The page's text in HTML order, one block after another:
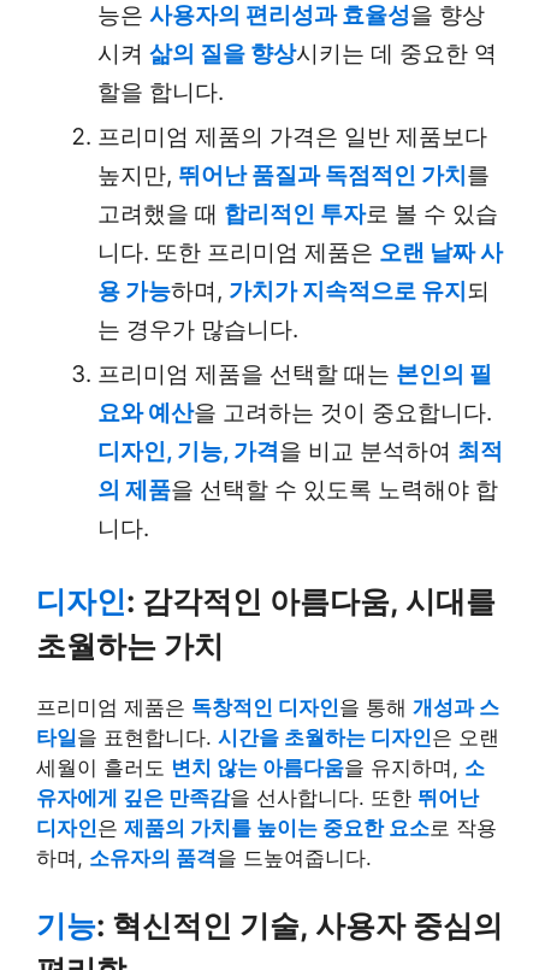
능은 사용자의 편리성과 효율성을 향상
시켜 삶의 질을 향상시키는 데 중요한 역
할을 합니다.
프리미엄 제품의 가격은 일반 제품보다
높지만, 뛰어난 품질과 독점적인 가치 를
고려했을 때 합리적인 투자로 볼 수 있습
니다. 또한 프리미엄 제품은 오랜 날짜 사
용 가능하며, 가치가 지속적으로 유지 되
는 경우가 많습니다.
프리미엄 제품을 선택할 때는 본인의 필
요와 예산을 고려하는 것이 중요합니다.
디자인, 기능, 가격 을 비교 분석하여 최적
의 제품을 선택할 수 있도록 노력해야 합
니다.
디자인: 감각적인 아름다움, 시대를
초월하는 가치
프리미엄 제품은 독창적인 디자인을 통해 개성과 스
타일을 표현합니다. 시간을 초월하는 디자인은 오랜
세월이 흘러도 변치 않는 아름다움을 유지하며, 소
유자에게 깊은 만족감을 선사합니다. 또한 뛰어난
디자인은 제품의 가치를 높이는 중요한 요소로 작용
하며, 소유자의 품격을 드높여줍니다.
기능: 혁신적인 기술, 사용자 중심의